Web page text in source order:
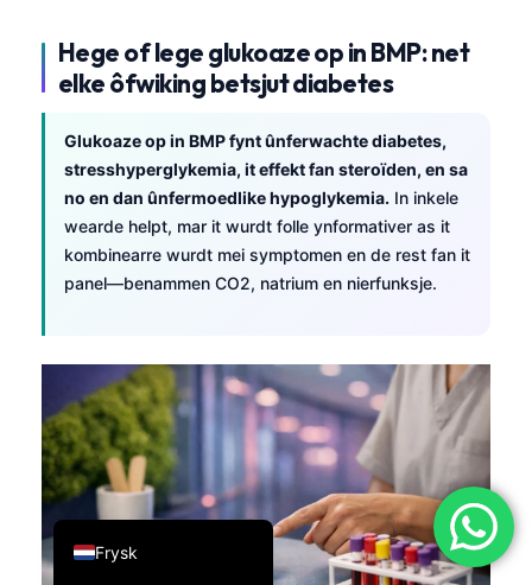
Hege of lege glukoaze op in BMP: net
elke ôfwiking betsjut diabetes
Glukoaze op in BMP fynt ûnferwachte diabetes,
stresshyperglykemia, it effekt fan steroïden, en sa
no en dan ûnfermoedlike hypoglykemia. In inkele
wearde helpt, mar it wurdt folle ynformativer as it
kombinearre wurdt mei symptomen en de rest fan it
panel—benammen CO2, natrium en nierfunksje.
Frysk
English
Deutsch
العربية
Français
Español
Português
Ελληνικά
Türkçe
简体中文
فارسی